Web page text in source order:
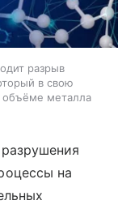
разрыв
в свою
объёме металла
на